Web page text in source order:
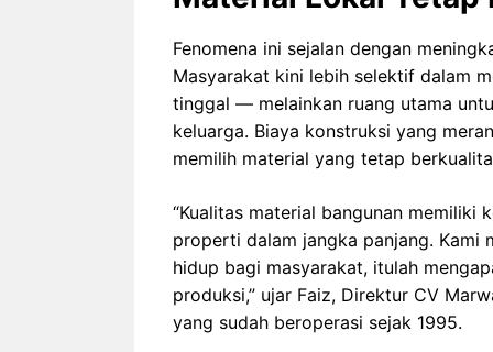
Fenomena ini sejalan dengan
Masyarakat kini lebih selektif dalam
tinggal — melainkan ruang utama
keluarga. Biaya konstruksi yang
memilih material yang tetap
“Kualitas material bangunan memiliki
properti dalam jangka panjang. Kami
hidup bagi masyarakat, itulah
produksi,” ujar Faiz, Direktur CV
yang sudah beroperasi sejak 1995.